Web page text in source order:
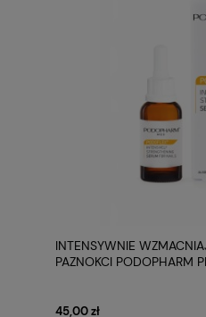
INTENSYWNIE
PAZNOKCI PODOPHARM
45,00 zł